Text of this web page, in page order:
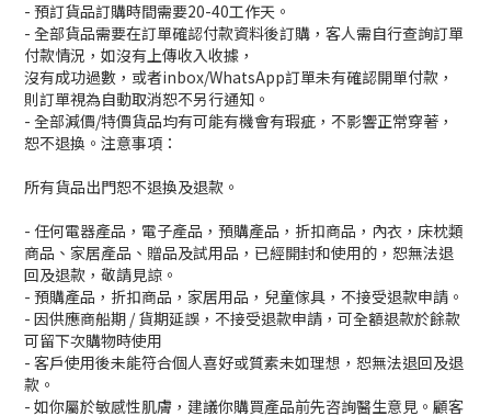
- 預訂貨品訂購時間需要20-40工作天。
- 全部貨品需要在訂單確認付款資料後訂購，客人需自行查詢訂單
付款情況，如沒有上傳收入收據，
沒有成功過數，或者inbox/WhatsApp訂單未有確認開單付款，
則訂單視為自動取消恕不另行通知。
- 全部減價/特價貨品均有可能有機會有瑕疵，不影響正常穿著，
恕不退換。注意事項：
所有貨品出門恕不退換及退款。
- 任何電器產品，電子產品，預購產品，折扣商品，內衣，床枕類
商品、家居產品、贈品及試用品，已經開封和使用的，恕無法退
回及退款，敬請見諒。
- 預購產品，折扣商品，家居用品，兒童傢具，不接受退款申請。
- 因供應商船期 / 貨期延誤，不接受退款申請，可全額退款於餘款
可留下次購物時使用
- 客戶使用後未能符合個人喜好或質素未如理想，恕無法退回及退
款。
- 如你屬於敏感性肌膚，建議你購買產品前先咨詢醫生意見。顧客